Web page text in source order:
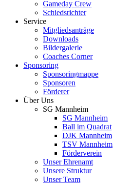
Gameday Crew
Schiedsrichter
Service
Mitgliedsanträge
Downloads
Bildergalerie
Coaches Corner
Sponsoring
Sponsoringmappe
Sponsoren
Förderer
Über Uns
SG Mannheim
SG Mannheim
Ball im Quadrat
DJK Mannheim
TSV Mannheim
Förderverein
Unser Ehrenamt
Unsere Struktur
Unser Team